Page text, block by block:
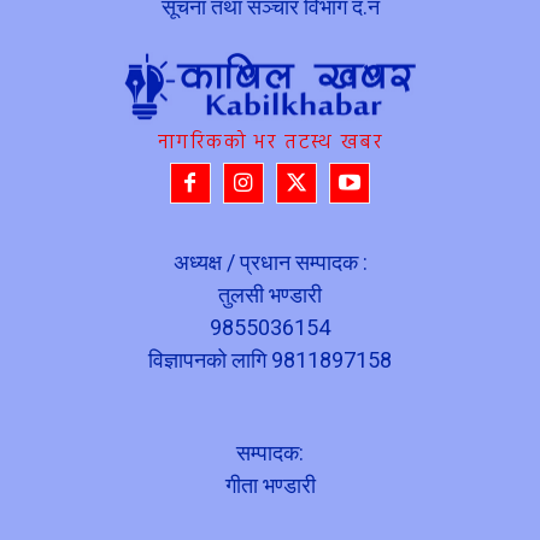
सूचना तथा सञ्चार विभाग द.नं
नागरिकको भर तटस्थ खबर
अध्यक्ष / प्रधान सम्पादक :
तुलसी भण्डारी
9855036154
विज्ञापनको लागि 9811897158
सम्पादक:
गीता भण्डारी